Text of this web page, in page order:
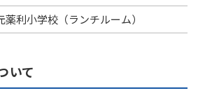
薬利小学校（ランチルーム）
いて